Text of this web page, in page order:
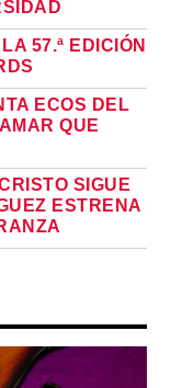
57.ª EDICIÓN
ECOS DEL
QUE
SIGUE
ESTRENA